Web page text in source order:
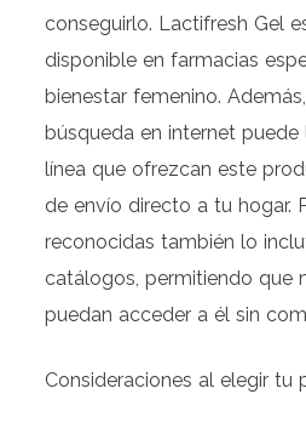
conseguirlo. Lactifresh Gel
disponible en farmacias
bienestar femenino.
búsqueda en internet
línea que ofrezcan este
de envío directo a tu hogar.
reconocidas también lo
catálogos, permitiendo que
puedan acceder a él sin
Consideraciones al elegir tu